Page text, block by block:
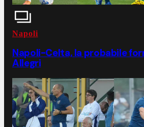
Napoli
Napoli-Celta, la probabile
Allegri